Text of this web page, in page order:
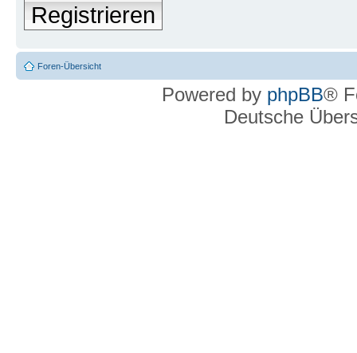
Registrieren
Foren-Übersicht
Powered by phpBB®
Deutsche